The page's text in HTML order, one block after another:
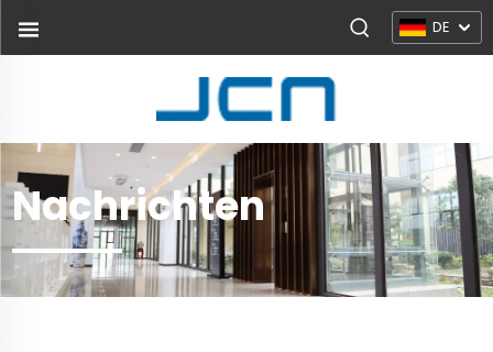
DE
Nachrichten